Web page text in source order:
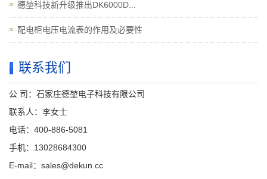
德堃科技新升级推出DK6000D...
配电柜电压电流表的作用及必要性
联系我们
公 司：石家庄德堃电子科技有限公司
联系人：李女士
电话：400-886-5081
手机：13028684300
E-mail：sales@dekun.cc